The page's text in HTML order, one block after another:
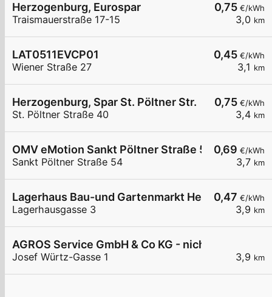
0,75 €/kWh
3,0 km
Herzogenburg, Eurospar
Traismauerstraße 17-15
0,45 €/kWh
3,1 km
LAT0511EVCP01
Wiener Straße 27
0,75 €/kWh
3,4 km
Herzogenburg, Spar St. Pöltner Str.
St. Pöltner Straße 40
0,69 €/kWh
3,7 km
OMV eMotion Sankt Pöltner Straße 54
Sankt Pöltner Straße 54
0,47 €/kWh
3,9 km
Lagerhaus Bau-und Gartenmarkt Herzogenburg
Lagerhausgasse 3
3,9 km
AGROS Service GmbH & Co KG - nicht öffentlich
Josef Würtz-Gasse 1